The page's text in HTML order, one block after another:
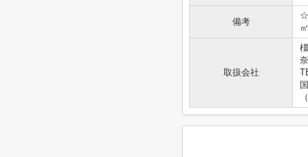
備考
☆
取扱会社